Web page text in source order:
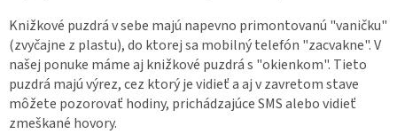
Knižkové puzdrá v sebe majú napevno primontovanú "vaničku"
(zvyčajne z plastu), do ktorej sa mobilný telefón "zacvakne". V
našej ponuke máme aj knižkové puzdrá s "okienkom". Tieto
puzdrá majú výrez, cez ktorý je vidieť a aj v zavretom stave
môžete pozorovať hodiny, prichádzajúce SMS alebo vidieť
zmeškané hovory.